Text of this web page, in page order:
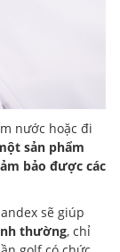
nước hoặc đi
sản phẩm
bảo được các
sẽ giúp
thường, chỉ